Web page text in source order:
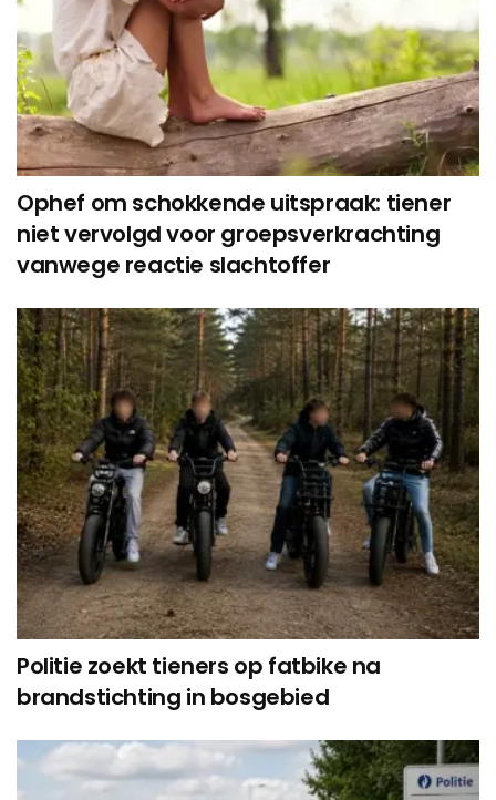
Ophef om schokkende uitspraak: tiener
niet vervolgd voor groepsverkrachting
vanwege reactie slachtoffer
Politie zoekt tieners op fatbike na
brandstichting in bosgebied